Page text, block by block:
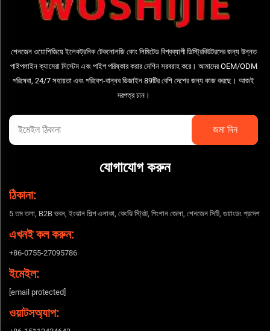
শেনজেন ওয়োশিজিয়ে ইলেকট্রনিক টেকনোলজি কোং লিমিটেড বিশ্বব্যাপী ডিস্ট্রিবিউটরদের জন্য উন্নত
পাইপলাইন ক্যামেরা সিস্টেম এবং পাইপ পরিষ্কার করার মেশিন সরবরাহ করে। আমাদের OEM/ODM
পরিষেবা, 24/7 সহায়তা এবং পরিবেশ-বান্ধব ডিজাইন 89টির বেশি দেশের জন্য কাজ করছে। আজই
দরপত্র চান।
যোগাযোগ করুন
ঠিকানা:
5 তম তলা, B2B ভবন, ইংঝান শিল্প এলাকা, কেংঝি স্ট্রিট, পিংশান জেলা, শেনজেন সিটি, গুয়াংডং প্রদেশ
এখনই কল করুন:
+86-0755-27095786
ইমেইল:
[email protected]
ওয়াটসঅ্যাপ: